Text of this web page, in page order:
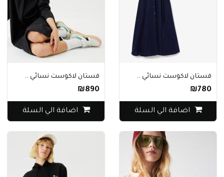
فستان لاكوست نسائي ..
₪780
اضافة الي السلة
فستان لاكوست نسائي ..
₪890
اضافة الي السلة